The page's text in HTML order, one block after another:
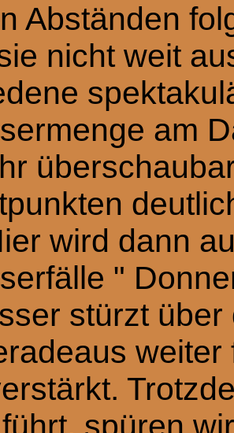
Abständen
nicht weit
am
wird dann
"
stürzt